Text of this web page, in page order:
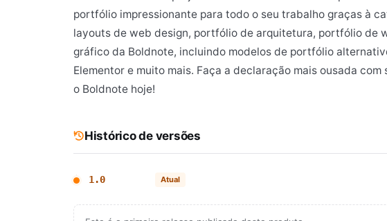
portfólio impressionante para todo o seu trabalho graças à
layouts de web design, portfólio de arquitetura, portfólio de
gráfico da Boldnote, incluindo modelos de portfólio
Elementor e muito mais. Faça a declaração mais ousada
o Boldnote hoje!
Histórico de versões
1.0 Atual